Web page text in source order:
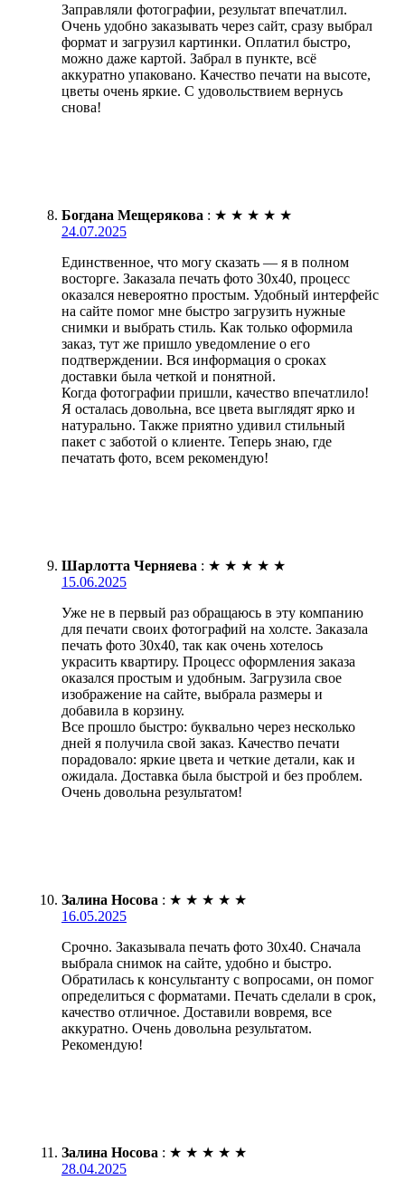
Заправляли фотографии, результат впечатлил.
Очень удобно заказывать через сайт, сразу выбрал
формат и загрузил картинки. Оплатил быстро,
можно даже картой. Забрал в пункте, всё
аккуратно упаковано. Качество печати на высоте,
цветы очень яркие. С удовольствием вернусь
снова!
Богдана Мещерякова : ★ ★ ★ ★ ★
24.07.2025
Единственное, что могу сказать — я в полном
восторге. Заказала печать фото 30х40, процесс
оказался невероятно простым. Удобный интерфейс
на сайте помог мне быстро загрузить нужные
снимки и выбрать стиль. Как только оформила
заказ, тут же пришло уведомление о его
подтверждении. Вся информация о сроках
доставки была четкой и понятной.
Когда фотографии пришли, качество впечатлило!
Я осталась довольна, все цвета выглядят ярко и
натурально. Также приятно удивил стильный
пакет с заботой о клиенте. Теперь знаю, где
печатать фото, всем рекомендую!
Шарлотта Черняева : ★ ★ ★ ★ ★
15.06.2025
Уже не в первый раз обращаюсь в эту компанию
для печати своих фотографий на холсте. Заказала
печать фото 30х40, так как очень хотелось
украсить квартиру. Процесс оформления заказа
оказался простым и удобным. Загрузила свое
изображение на сайте, выбрала размеры и
добавила в корзину.
Все прошло быстро: буквально через несколько
дней я получила свой заказ. Качество печати
порадовало: яркие цвета и четкие детали, как и
ожидала. Доставка была быстрой и без проблем.
Очень довольна результатом!
Залина Носова : ★ ★ ★ ★ ★
16.05.2025
Срочно. Заказывала печать фото 30х40. Сначала
выбрала снимок на сайте, удобно и быстро.
Обратилась к консультанту с вопросами, он помог
определиться с форматами. Печать сделали в срок,
качество отличное. Доставили вовремя, все
аккуратно. Очень довольна результатом.
Рекомендую!
Залина Носова : ★ ★ ★ ★ ★
28.04.2025